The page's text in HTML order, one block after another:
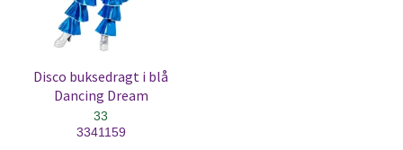
Disco buksedragt i blå
Dancing Dream
33
3341159